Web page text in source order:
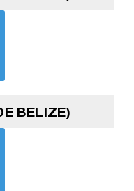
BELIZE)